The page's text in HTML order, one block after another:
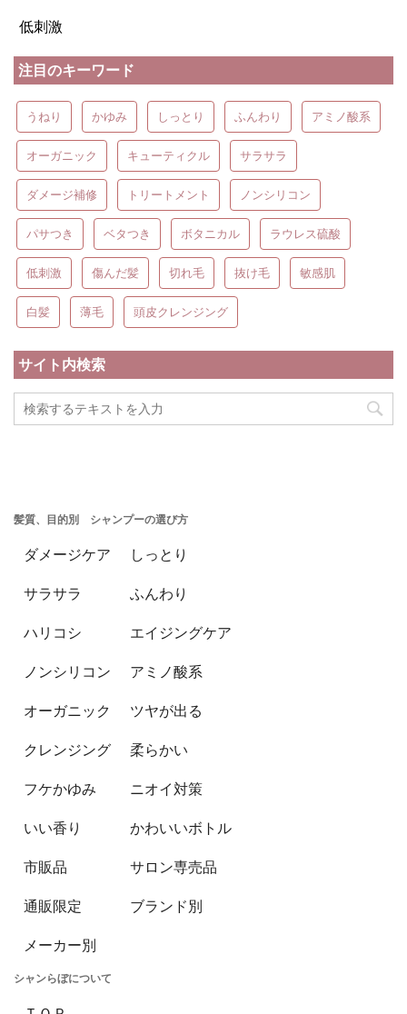
低刺激
注目のキーワード
うねり かゆみ しっとり ふんわり アミノ酸系
オーガニック キューティクル サラサラ
ダメージ補修 トリートメント ノンシリコン
パサつき ベタつき ボタニカル ラウレス硫酸
低刺激 傷んだ髪 切れ毛 抜け毛 敏感肌
白髪 薄毛 頭皮クレンジング
サイト内検索
髪質、目的別 シャンプーの選び方
ダメージケア しっとり
サラサラ ふんわり
ハリコシ エイジングケア
ノンシリコン アミノ酸系
オーガニック ツヤが出る
クレンジング 柔らかい
フケかゆみ ニオイ対策
いい香り かわいいボトル
市販品 サロン専売品
通販限定 ブランド別
メーカー別
シャンらぼについて